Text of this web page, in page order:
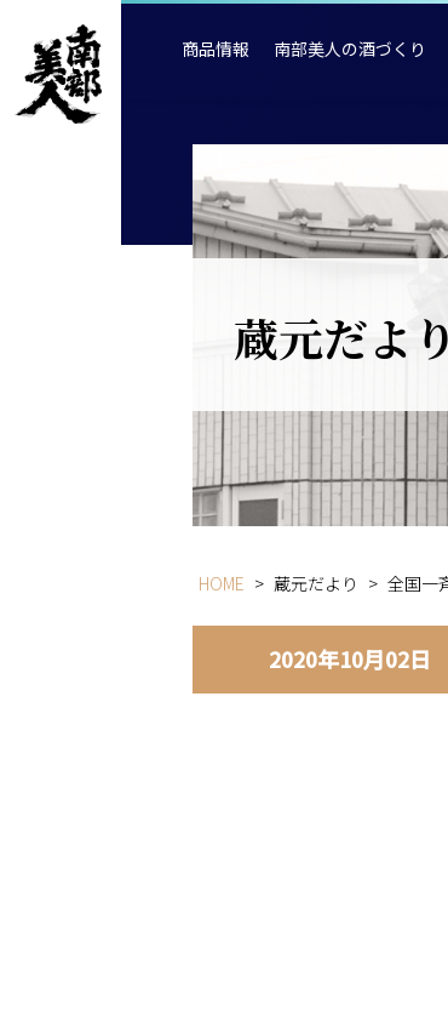
商品情報 南部美人の酒づくり
蔵元だより
HOME > 蔵元だより > 全国一
2020年10月02日